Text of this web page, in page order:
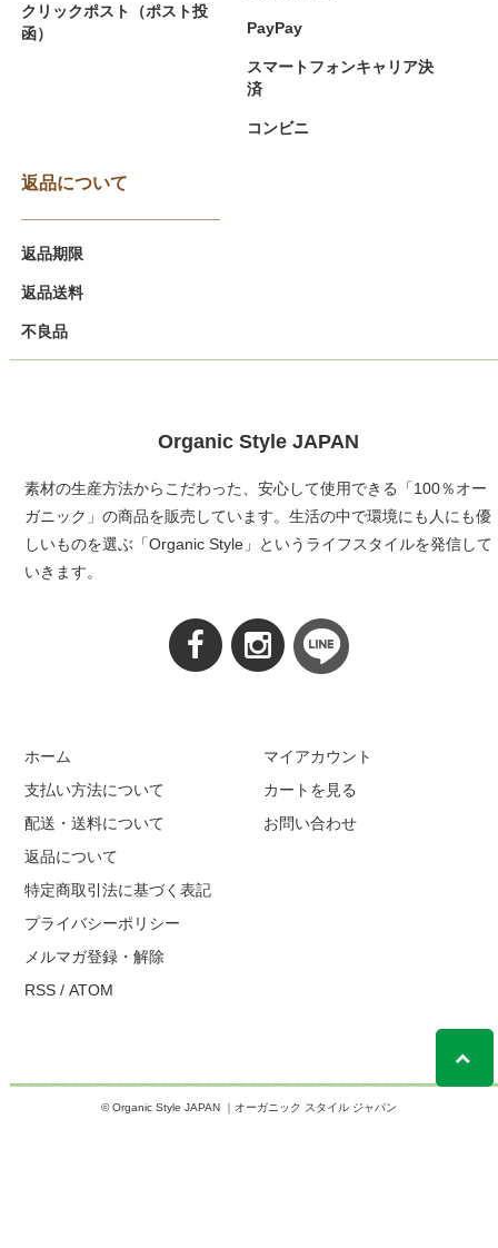
クリックポスト（ポスト投
函）
PayPay
スマートフォンキャリア決
済
コンビニ
返品について
返品期限
返品送料
不良品
Organic Style JAPAN
素材の生産方法からこだわった、安心して使用できる「100％オー
ガニック」の商品を販売しています。生活の中で環境にも人にも優
しいものを選ぶ「Organic Style」というライフスタイルを発信して
いきます。
ホーム
支払い方法について
配送・送料について
返品について
特定商取引法に基づく表記
プライバシーポリシー
メルマガ登録・解除
RSS /ATOM
マイアカウント
カートを見る
お問い合わせ
© Organic Style JAPAN ｜オーガニック スタイル ジャパン